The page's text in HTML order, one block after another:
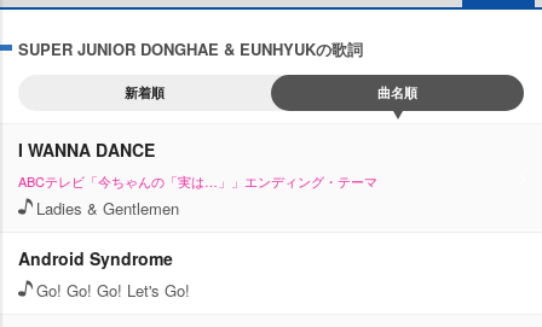
SUPER JUNIOR DONGHAE & EUNHYUKの歌詞
新着順 曲名順
I WANNA DANCE
ABCテレビ「今ちゃんの「実は…」」エンディング・テーマ
Ladies & Gentlemen
Android Syndrome
Go! Go! Go! Let's Go!